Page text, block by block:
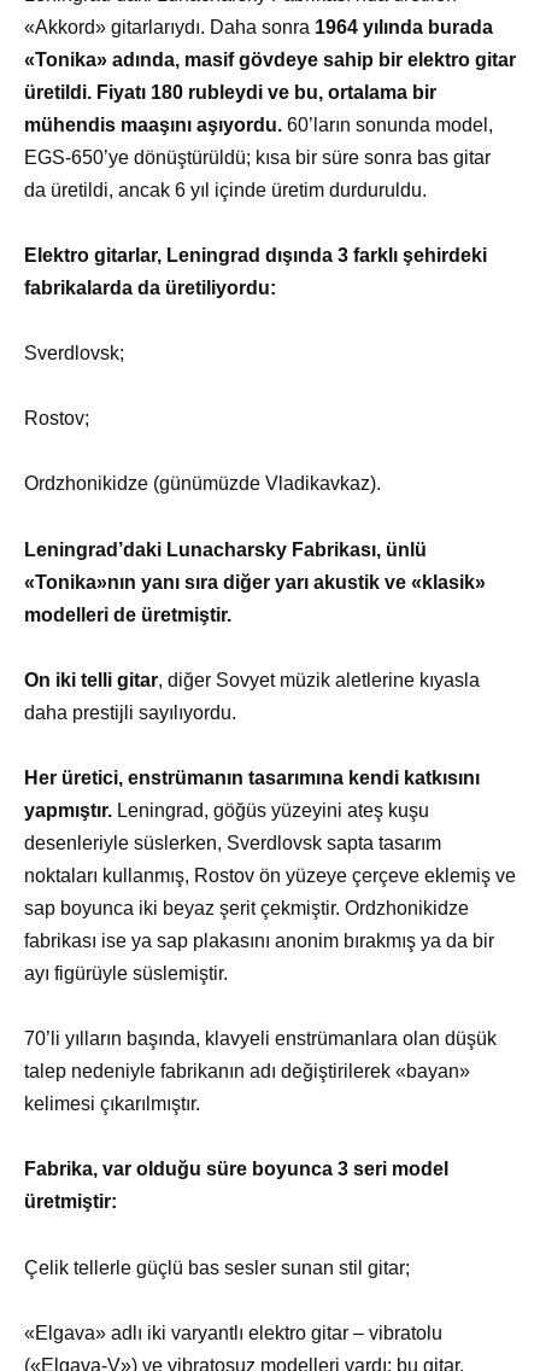
«Akkord» gitarlarıydı. Daha sonra 1964 yılında burada
«Tonika» adında, masif gövdeye sahip bir elektro gitar
üretildi. Fiyatı 180 rubleydi ve bu, ortalama bir
mühendis maaşını aşıyordu. 60’ların sonunda model,
EGS-650’ye dönüştürüldü; kısa bir süre sonra bas gitar
da üretildi, ancak 6 yıl içinde üretim durduruldu.
Elektro gitarlar, Leningrad dışında 3 farklı şehirdeki
fabrikalarda da üretiliyordu:
Sverdlovsk;
Rostov;
Ordzhonikidze (günümüzde Vladikavkaz).
Leningrad’daki Lunacharsky Fabrikası, ünlü
«Tonika»nın yanı sıra diğer yarı akustik ve «klasik»
modelleri de üretmiştir.
On iki telli gitar, diğer Sovyet müzik aletlerine kıyasla
daha prestijli sayılıyordu.
Her üretici, enstrümanın tasarımına kendi katkısını
yapmıştır. Leningrad, göğüs yüzeyini ateş kuşu
desenleriyle süslerken, Sverdlovsk sapta tasarım
noktaları kullanmış, Rostov ön yüzeye çerçeve eklemiş ve
sap boyunca iki beyaz şerit çekmiştir. Ordzhonikidze
fabrikası ise ya sap plakasını anonim bırakmış ya da bir
ayı figürüyle süslemiştir.
70’li yılların başında, klavyeli enstrümanlara olan düşük
talep nedeniyle fabrikanın adı değiştirilerek «bayan»
kelimesi çıkarılmıştır.
Fabrika, var olduğu süre boyunca 3 seri model
üretmiştir:
Çelik tellerle güçlü bas sesler sunan stil gitar;
«Elgava» adlı iki varyantlı elektro gitar – vibratolu
(«Elgava-V») ve vibratosuz modelleri vardı; bu gitar,